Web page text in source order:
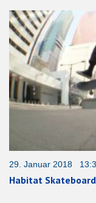
29. Januar 2018
Habitat